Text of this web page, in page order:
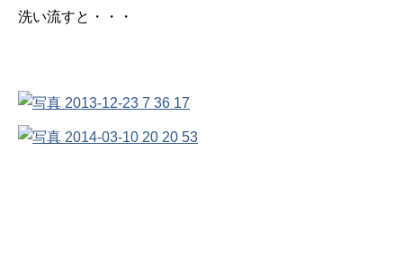
洗い流すと・・・